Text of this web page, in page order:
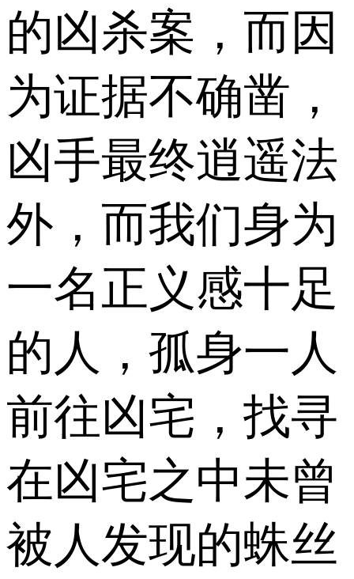
的凶杀案，而因
为证据不确凿，
凶手最终逍遥法
外，而我们身为
一名正义感十足
的人，孤身一人
前往凶宅，找寻
在凶宅之中未曾
被人发现的蛛丝